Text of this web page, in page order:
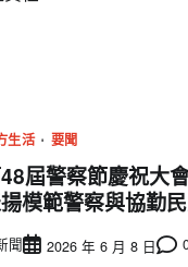
生活 要聞
屆警察節慶祝大
模範警察與協勤
聞 2026 年 6 月 8 日